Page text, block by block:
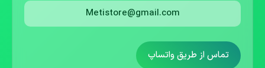
Metistore@gmail.com
تماس از طریق واتساپ